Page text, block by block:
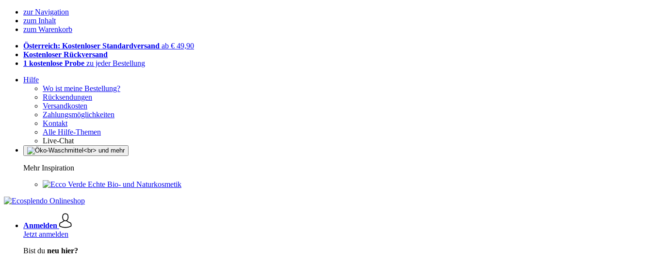
zur Navigation
zum Inhalt
zum Warenkorb
Österreich: Kostenloser Standardversand ab € 49,90
Kostenloser Rückversand
1 kostenlose Probe zu jeder Bestellung
Hilfe
Wo ist meine Bestellung?
Rücksendungen
Versandkosten
Zahlungsmöglichkeiten
Kontakt
Alle Hilfe-Themen
Live-Chat
Mehr Inspiration
Echte Bio- und Naturkosmetik
Anmelden
Jetzt anmelden
Bist du neu hier?